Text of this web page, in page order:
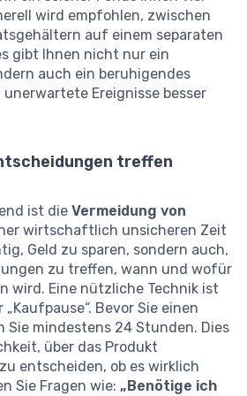
wird empfohlen, zwischen
auf einem separaten
gibt Ihnen nicht nur ein
auch ein beruhigendes
Ereignisse besser
treffen
ist die Vermeidung von
wirtschaftlich unsicheren Zeit
Geld zu sparen, sondern auch,
zu treffen, wann und wofür
wird. Eine nützliche Technik ist
Bevor Sie einen
mindestens 24 Stunden. Dies
über das Produkt
entscheiden, ob es wirklich
Sie Fragen wie: „Benötige ich